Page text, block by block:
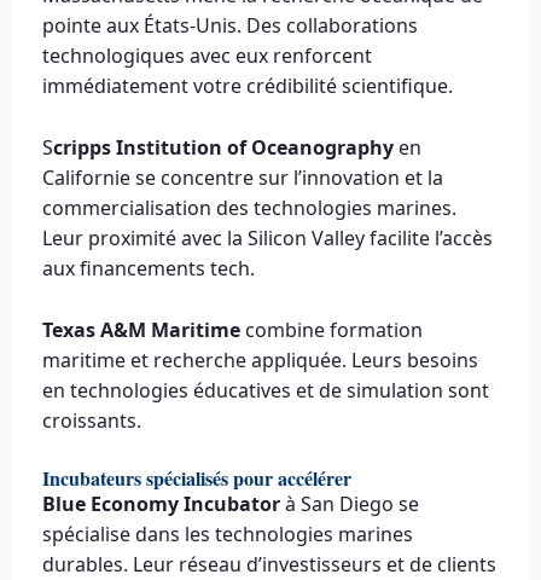
pointe aux États-Unis. Des collaborations
technologiques avec eux renforcent
immédiatement votre crédibilité scientifique.
Scripps Institution of Oceanographyen
Californie se concentre sur l’innovation et la
commercialisation des technologies marines.
Leur proximité avec la Silicon Valley facilite l’accès
aux financements tech.
Texas A&M Maritimecombine formation
maritime et recherche appliquée. Leurs besoins
en technologies éducatives et de simulation sont
croissants.
Incubateurs spécialisés pour accélérer
Blue Economy Incubatorà San Diego se
spécialise dans les technologies marines
durables. Leur réseau d’investisseurs et de clients